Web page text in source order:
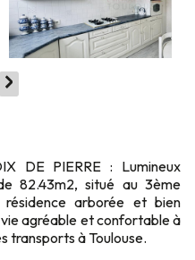
DE PIERRE : Lumineux
82.43m2, situé au 3ème
résidence arborée et bien
agréable et confortable à
transports à Toulouse.